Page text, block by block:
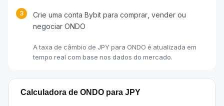
3
Crie uma conta Bybit para comprar, vender ou
negociar ONDO
A taxa de câmbio de JPY para ONDO é atualizada em
tempo real com base nos dados do mercado.
Calculadora de ONDO para JPY